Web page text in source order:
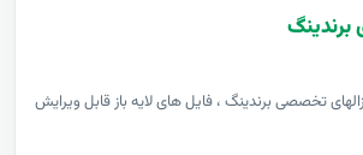
برندینگ
تخصصی برندینگ ، فایل های لایه باز قابل ویرایش